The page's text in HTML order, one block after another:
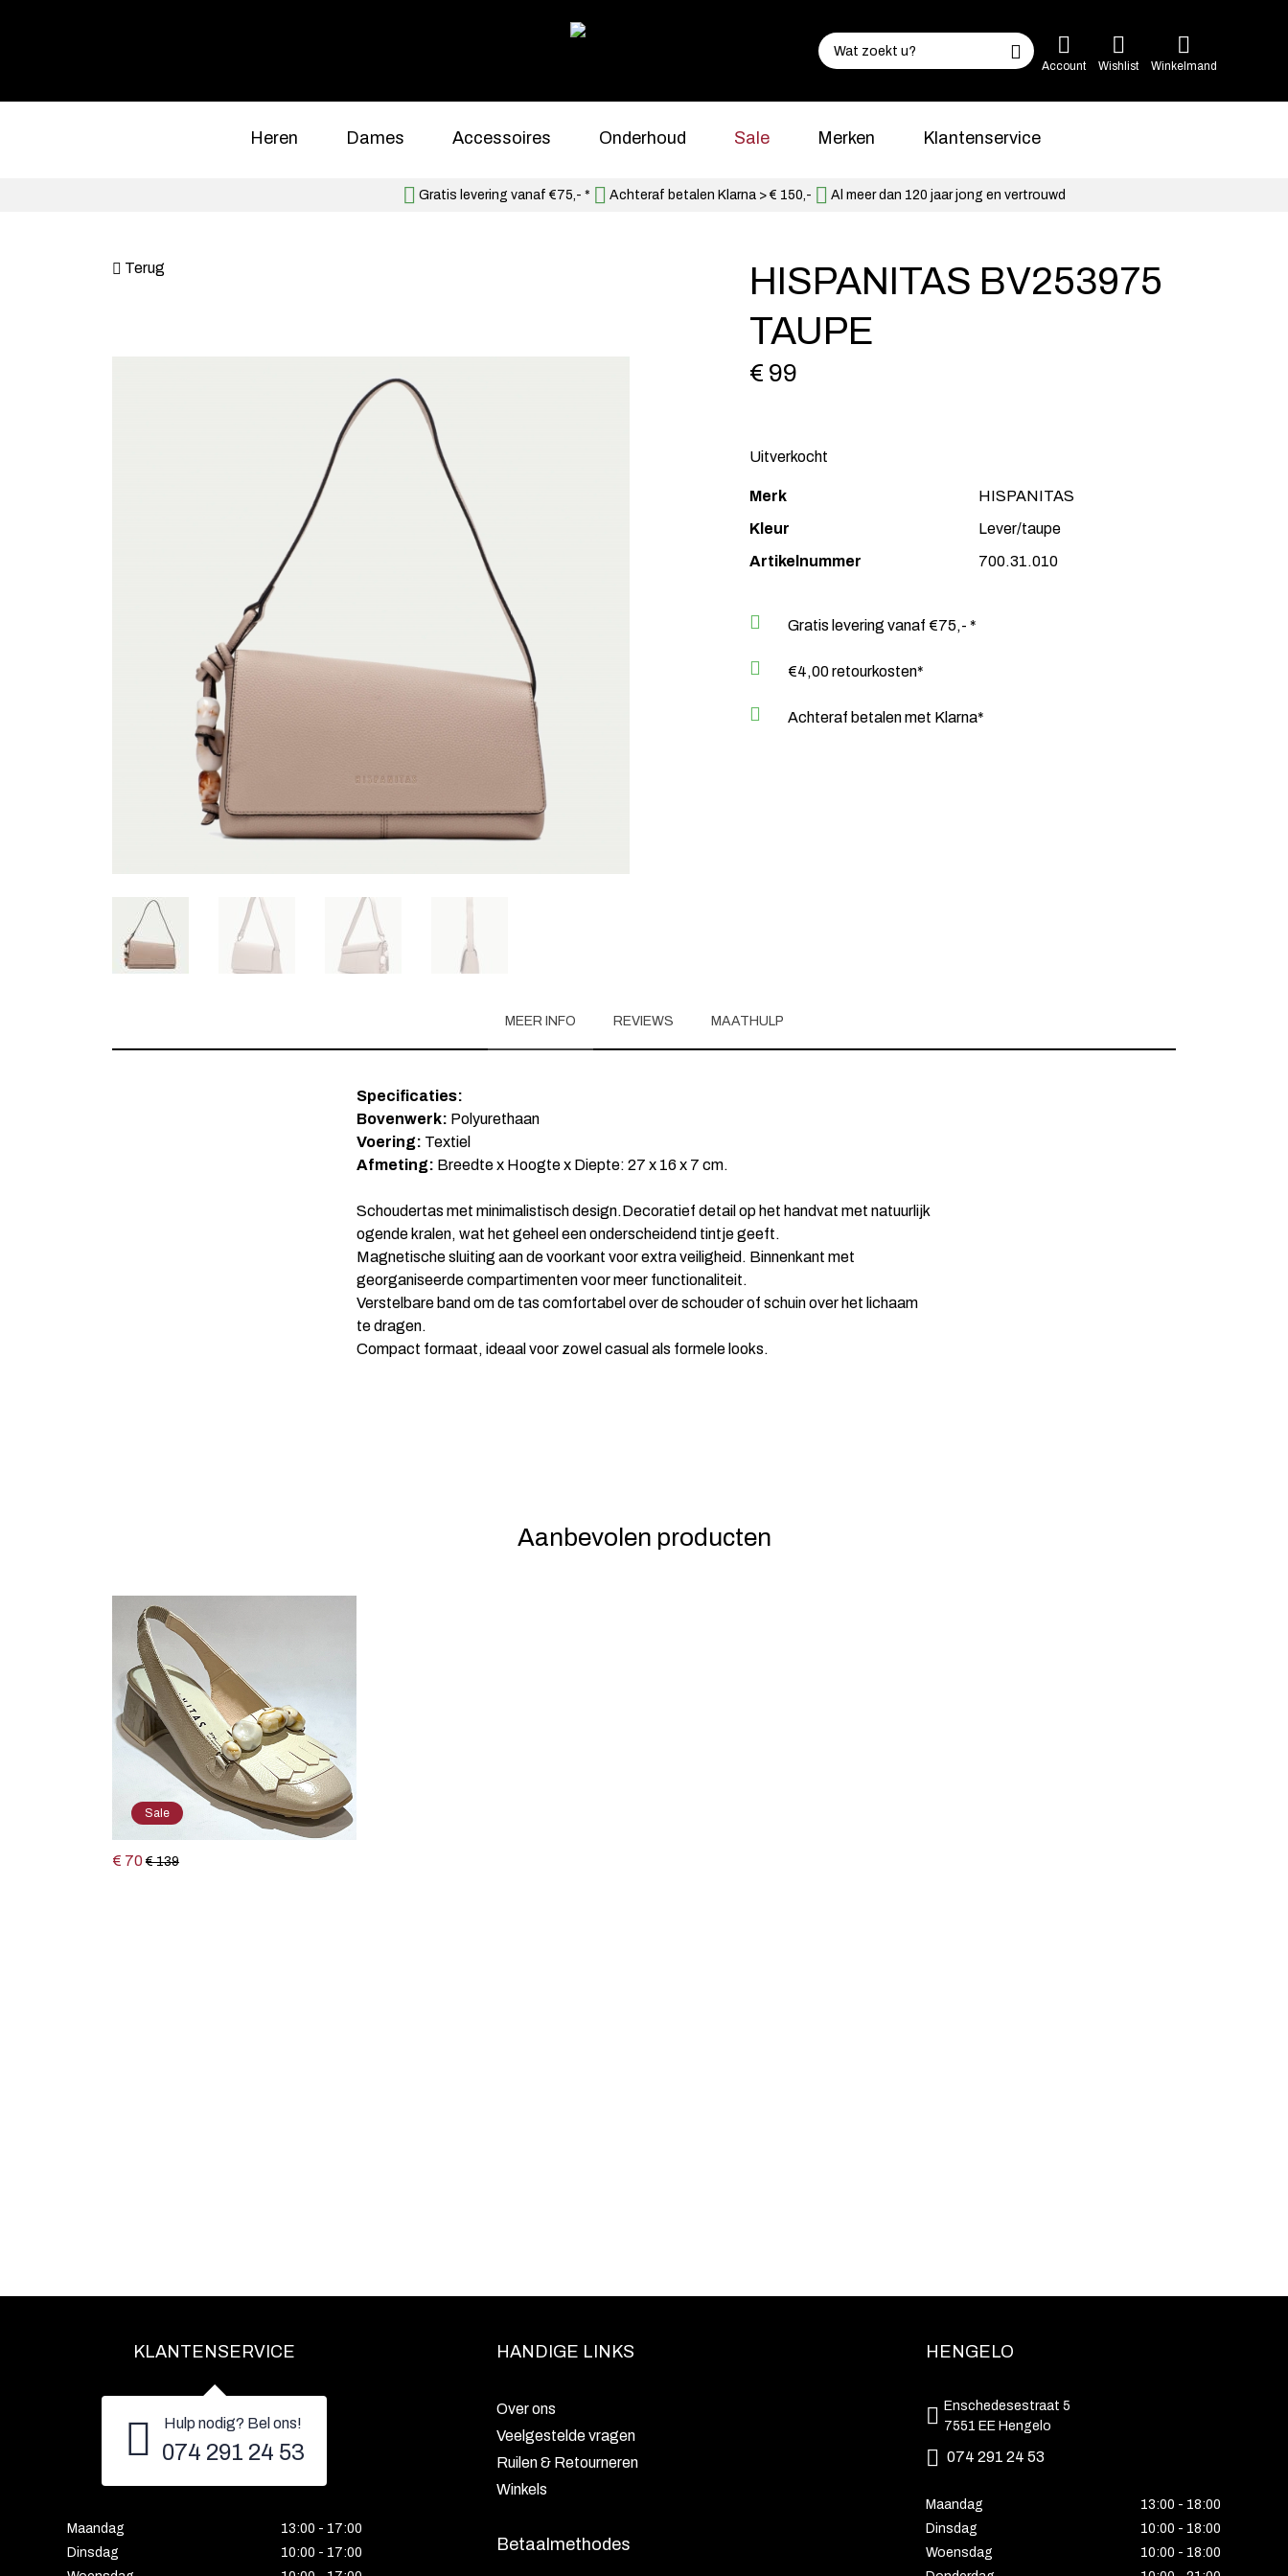
Account Wishlist Winkelmand
Heren Dames Accessoires Onderhoud Sale Merken Klantenservice
Gratis levering vanaf €75,- * Achteraf betalen Klarna > € 150,- Al meer dan 120 jaar jong en vertrouwd
Terug
HISPANITAS BV253975
TAUPE
€ 99
Uitverkocht
Merk
HISPANITAS
Kleur
Lever/taupe
Artikelnummer
700.31.010
Gratis levering vanaf €75,- *
€4,00 retourkosten*
Achteraf betalen met Klarna*
MEER INFO REVIEWS MAATHULP
Specificaties:
Bovenwerk: Polyurethaan
Voering: Textiel
Afmeting: Breedte x Hoogte x Diepte: 27 x 16 x 7 cm.
Schoudertas met minimalistisch design.Decoratief detail op het handvat met natuurlijk
ogende kralen, wat het geheel een onderscheidend tintje geeft.
Magnetische sluiting aan de voorkant voor extra veiligheid. Binnenkant met
georganiseerde compartimenten voor meer functionaliteit.
Verstelbare band om de tas comfortabel over de schouder of schuin over het lichaam
te dragen.
Compact formaat, ideaal voor zowel casual als formele looks.
Aanbevolen producten
Sale
€ 70 € 139
KLANTENSERVICE
Hulp nodig? Bel ons!
074 291 24 53
Maandag
13:00 - 17:00
Dinsdag
10:00 - 17:00
HANDIGE LINKS
Over ons
Veelgestelde vragen
Ruilen & Retourneren
Winkels
Betaalmethodes
HENGELO
Enschedesestraat 5
7551 EE Hengelo
074 291 24 53
Maandag
13:00 - 18:00
Dinsdag
10:00 - 18:00
Woensdag
10:00 - 18:00